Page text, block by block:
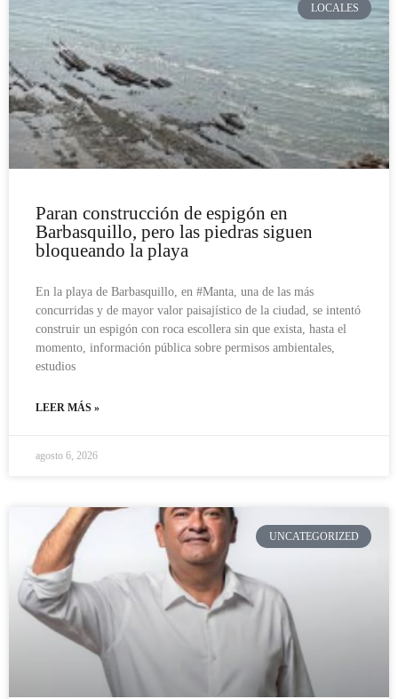
LOCALES
Paran construcción de espigón en
Barbasquillo, pero las piedras siguen
bloqueando la playa
En la playa de Barbasquillo, en #Manta, una de las más
concurridas y de mayor valor paisajístico de la ciudad, se intentó
construir un espigón con roca escollera sin que exista, hasta el
momento, información pública sobre permisos ambientales,
estudios
LEER MÁS »
agosto 6, 2026
UNCATEGORIZED